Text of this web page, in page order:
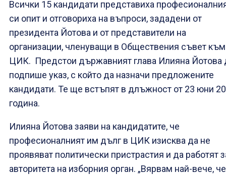
Всички 15 кандидати представиха
си опит и отговориха на въпроси, зададени от
президента Йотова и от представители на
организации, членуващи в Обществения съвет към
ЦИК. Предстои държавният глава Илияна Йотова
подпише указ, с който да назначи предложените
кандидати. Те ще встъпят в длъжност от 23 юни
година.
Илияна Йотова заяви на кандидатите, че
професионалният им дълг в ЦИК изисква да не
проявяват политически пристрастия и да работят
авторитета на изборния орган. „Вярвам най-вече, че